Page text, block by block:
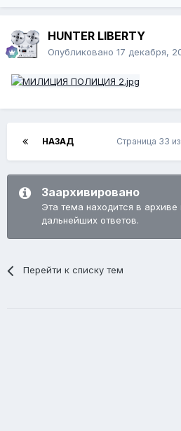
HUNTER LIBERTY
Опубликовано 17 декабря,
НАЗАД Страница 33
Заархивировано
Эта тема находится в архиве
дальнейших ответов.
Перейти к списку тем